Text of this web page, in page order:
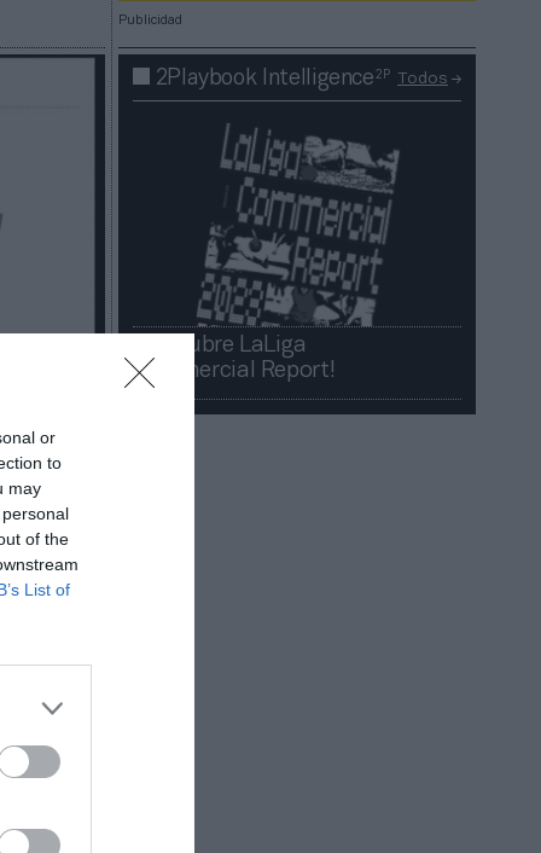
or
to
may
of the
List of
tras
Publicidad
2Playbook Intelligence2P Todos
¡Descubre LaLiga
Commercial Report!​​